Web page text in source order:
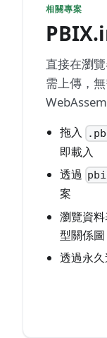
相關專案
直接在瀏
需上傳，
拖入
即載入
透過
案
瀏覽資
型關係圖
透過永